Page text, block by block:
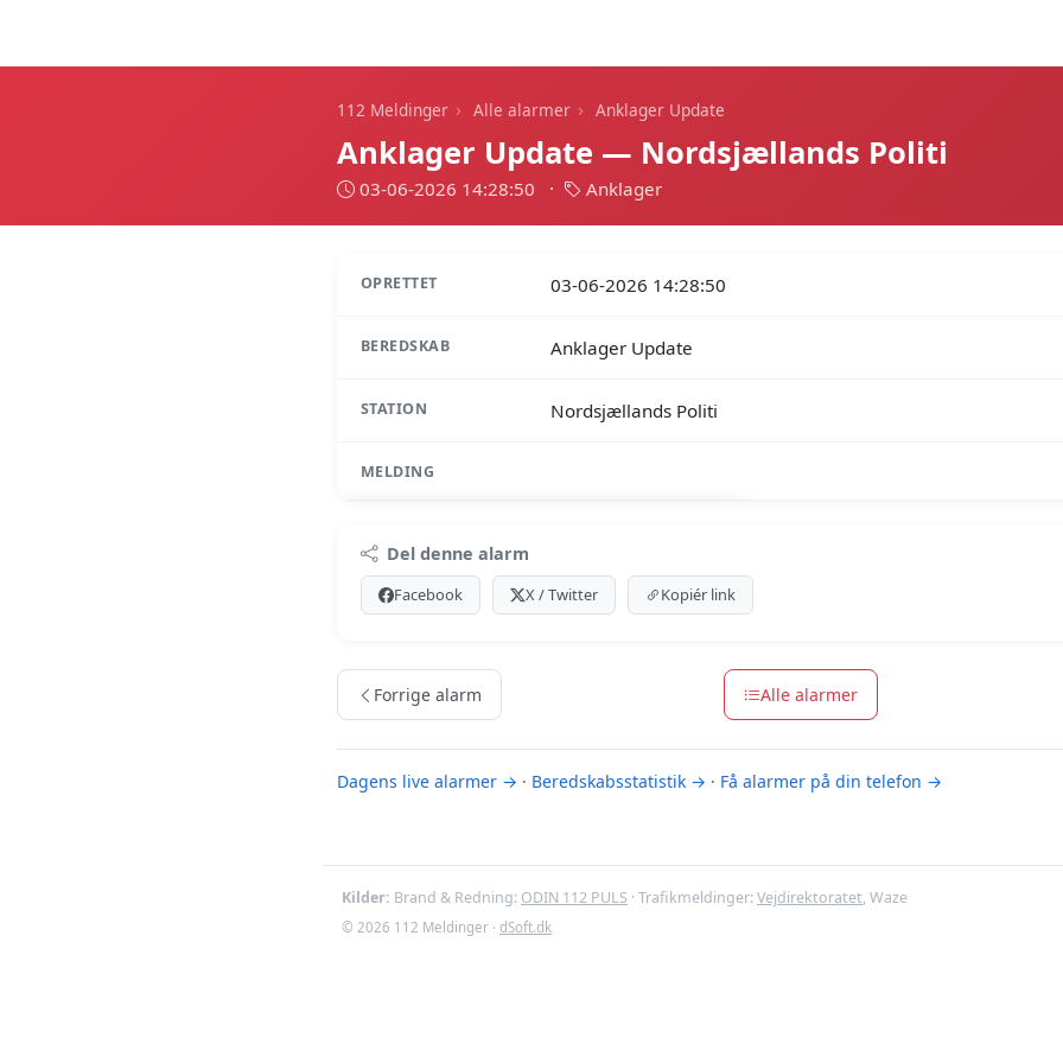
112 Meldinger › Alle alarmer › Anklager Update
Anklager Update — Nordsjællands Politi
03-06-2026 14:28:50 · Anklager
OPRETTET 03-06-2026 14:28:50
BEREDSKAB Anklager Update
STATION Nordsjællands Politi
MELDING
Premium indhold
Log ind med Premium for at se meldingen.
Se Premium-muligheder
Del denne alarm
Facebook X / Twitter Kopiér link
Forrige alarm Alle alarmer
Dagens live alarmer → · Beredskabsstatistik → · Få alarmer på din telefon →
Kilder: Brand & Redning: ODIN 112 PULS · Trafikmeldinger:Vejdirektoratet, Waze
© 2026 112 Meldinger · dSoft.dk